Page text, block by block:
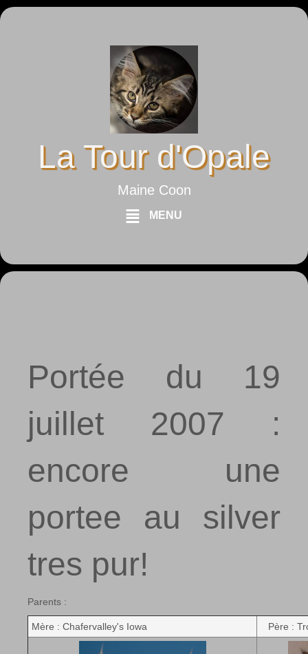
La Tour d'Opale
Maine Coon
MENU
Portée du 19
juillet 2007 :
encore une
portee au silver
tres pur!
Parents :
Mère : Chafervalley's Iowa Père :